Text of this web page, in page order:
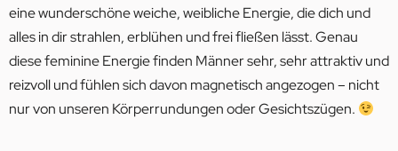
eine wunderschöne weiche, weibliche Energie, die dich und
alles in dir strahlen, erblühen und frei fließen lässt. Genau
diese feminine Energie finden Männer sehr, sehr attraktiv und
reizvoll und fühlen sich davon magnetisch angezogen – nicht
nur von unseren Körperrundungen oder Gesichtszügen.